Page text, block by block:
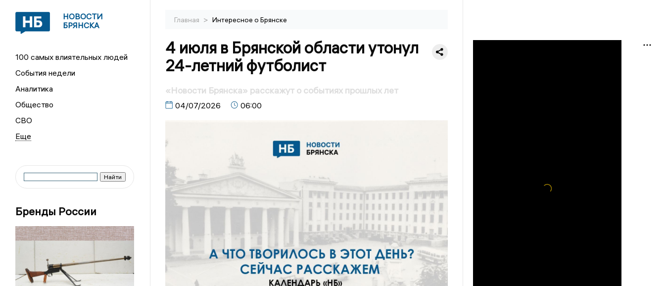
НОВОСТИ
БРЯНСКА
100 самых влиятельных людей
События недели
Аналитика
Общество
СВО
Бренды России
Главная > Интересное о Брянске
4 июля в Брянской области утонул
24-летний футболист
«Новости Брянска» расскажут о событиях прошлых лет
04/07/2026 06:00